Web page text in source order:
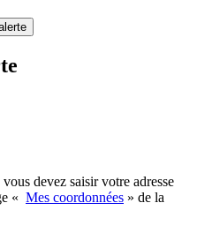
devez saisir votre adresse
« Mes coordonnées » de la